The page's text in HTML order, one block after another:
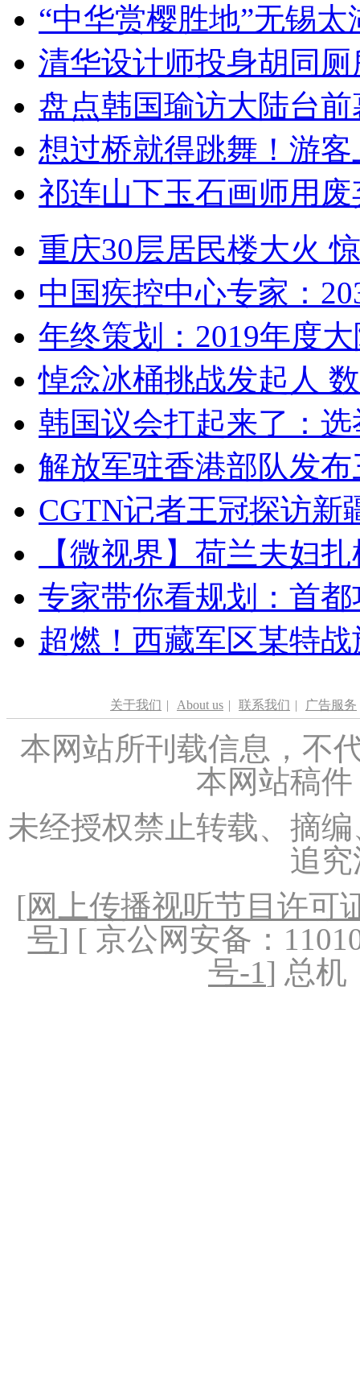
“中华赏樱胜地”无锡
清华设计师投身胡同
盘点韩国瑜访大陆台
想过桥就得跳舞！游客
祁连山下玉石画师用
重庆30层居民楼大火
中国疾控中心专家：
年终策划：2019年度
悼念冰桶挑战发起人
韩国议会打起来了：
解放军驻香港部队发
CGTN记者王冠探访新
【微视界】荷兰夫妇
专家带你看规划：首
超燃！西藏军区某特
关于我们 | About us | 联系我们 | 广告服务
本网站所刊载信息，不
本网站稿
未经授权禁止转载、摘
追
[网上传播视听节目许可
号] [ 京公网安备：
号-1] 总机